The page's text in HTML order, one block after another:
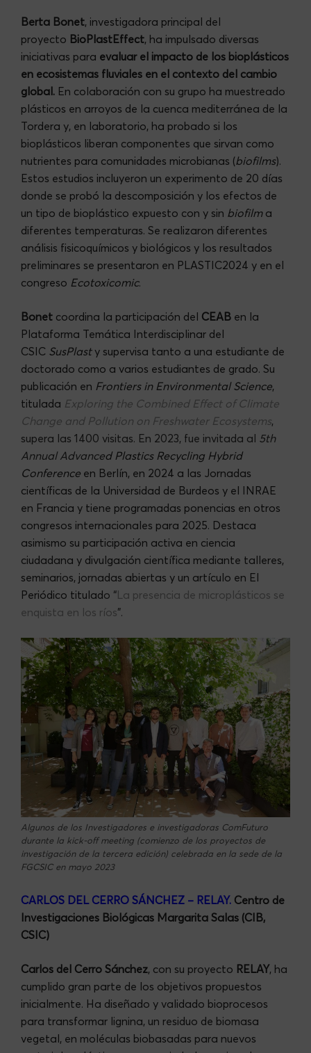
Berta Bonet, investigadora principal del
proyecto BioPlastEffect, ha impulsado diversas
iniciativas para evaluar el impacto de los bioplásticos
en ecosistemas fluviales en el contexto del cambio
global. En colaboración con su grupo ha muestreado
plásticos en arroyos de la cuenca mediterránea de la
Tordera y, en laboratorio, ha probado si los
bioplásticos liberan componentes que sirvan como
nutrientes para comunidades microbianas (biofilms).
Estos estudios incluyeron un experimento de 20 días
donde se probó la descomposición y los efectos de
un tipo de bioplástico expuesto con y sin biofilma
diferentes temperaturas. Se realizaron diferentes
análisis fisicoquímicos y biológicos y los resultados
preliminares se presentaron en PLASTIC2024 y en el
congreso Ecotoxicomic.
Bonet coordina la participación del CEAB en la
Plataforma Temática Interdisciplinar del
CSIC SusPlasty supervisa tanto a una estudiante de
doctorado como a varios estudiantes de grado. Su
publicación en Frontiers in Environmental Science,
titulada Exploring the Combined Effect of Climate
Change and Pollution on Freshwater Ecosystems,
supera las 1400 visitas. En 2023, fue invitada al 5th
Annual Advanced Plastics Recycling Hybrid
Conference en Berlín, en 2024 a las Jornadas
científicas de la Universidad de Burdeos y el INRAE
en Francia y tiene programadas ponencias en otros
congresos internacionales para 2025. Destaca
asimismo su participación activa en ciencia
ciudadana y divulgación científica mediante talleres,
seminarios, jornadas abiertas y un artículo en El
Periódico titulado “La presencia de microplásticos se
enquista en los ríos”.
Algunos de los Investigadores e investigadoras ComFuturo
durante la kick-off meeting (comienzo de los proyectos de
investigación de la tercera edición) celebrada en la sede de la
FGCSIC en mayo 2023
CARLOS DEL CERRO SÁNCHEZ – RELAY. Centro de
Investigaciones Biológicas Margarita Salas (CIB,
CSIC)
Carlos del Cerro Sánchez, con su proyecto RELAY, ha
cumplido gran parte de los objetivos propuestos
inicialmente. Ha diseñado y validado bioprocesos
para transformar lignina, un residuo de biomasa
vegetal, en moléculas biobasadas para nuevos